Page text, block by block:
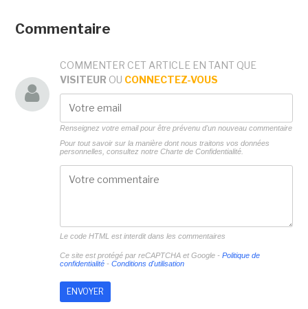
Commentaire
COMMENTER CET ARTICLE EN TANT QUE
VISITEUR OU CONNECTEZ-VOUS
Renseignez votre email pour être prévenu d'un nouveau commentaire
Pour tout savoir sur la manière dont nous traitons vos données
personnelles, consultez notre Charte de Confidentialité.
Le code HTML est interdit dans les commentaires
Ce site est protégé par reCAPTCHA et Google - Politique de
confidentialité- Conditions d'utilisation